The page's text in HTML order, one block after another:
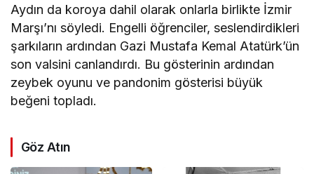
Aydın da koroya dahil olarak onlarla birlikte İzmir
Marşı’nı söyledi. Engelli öğrenciler, seslendirdikleri
şarkıların ardından Gazi Mustafa Kemal Atatürk’ün
son valsini canlandırdı. Bu gösterinin ardından
zeybek oyunu ve pandonim gösterisi büyük
beğeni topladı.
Göz Atın